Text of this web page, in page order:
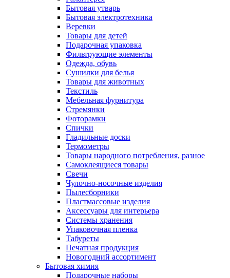
Бытовая утварь
Бытовая электротехника
Веревки
Товары для детей
Подарочная упаковка
Фильтрующие элементы
Одежда, обувь
Сушилки для белья
Товары для животных
Текстиль
Мебельная фурнитура
Стремянки
Фоторамки
Спички
Гладильные доски
Термометры
Товары народного потребления, разное
Самоклеящиеся товары
Свечи
Чулочно-носочные изделия
Пылесборники
Пластмассовые изделия
Аксессуары для интерьера
Системы хранения
Упаковочная пленка
Табуреты
Печатная продукция
Новогодний ассортимент
Бытовая химия
Подарочные наборы